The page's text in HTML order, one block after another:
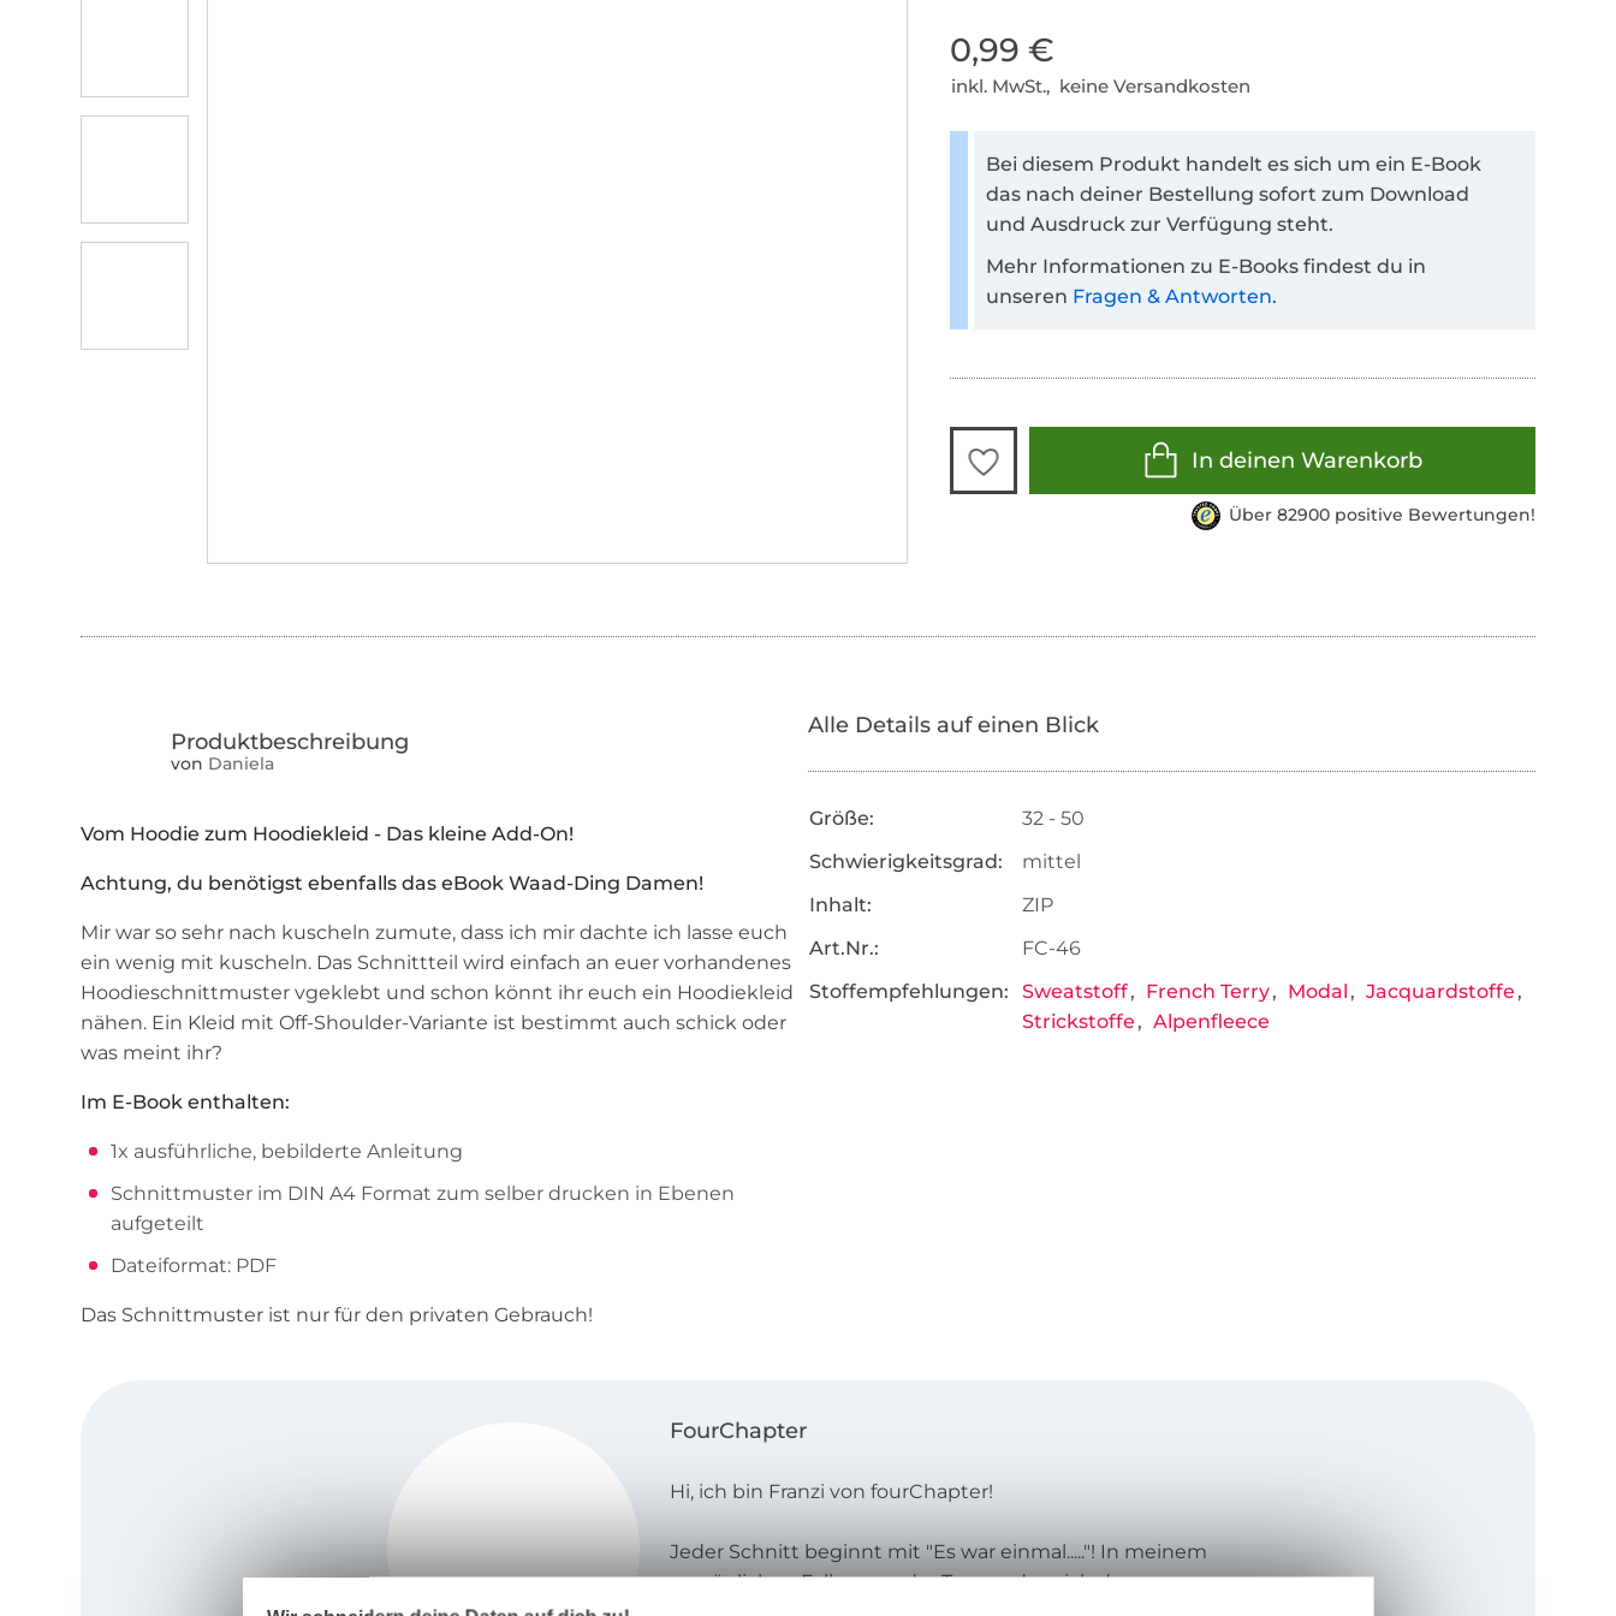
0,99 €
inkl. MwSt., keine Versandkosten
Bei diesem Produkt handelt es sich um ein E-Book
das nach deiner Bestellung sofort zum Download
und Ausdruck zur Verfügung steht.
Mehr Informationen zu E-Books findest du in
unseren Fragen & Antworten.
In deinen Warenkorb
Über 82900 positive Bewertungen!
von Daniela
Vom Hoodie zum Hoodiekleid - Das kleine Add-On!
Achtung, du benötigst ebenfalls das eBook Waad-Ding Damen!
Mir war so sehr nach kuscheln zumute, dass ich mir dachte ich lasse euch
ein wenig mit kuscheln. Das Schnittteil wird einfach an euer vorhandenes
Hoodieschnittmuster vgeklebt und schon könnt ihr euch ein Hoodiekleid
nähen. Ein Kleid mit Off-Shoulder-Variante ist bestimmt auch schick oder
was meint ihr?
Im E-Book enthalten:
1x ausführliche, bebilderte Anleitung
Schnittmuster im DIN A4 Format zum selber drucken in Ebenen
aufgeteilt
Dateiformat: PDF
Das Schnittmuster ist nur für den privaten Gebrauch!
Alle Details auf einen Blick
Größe:
32 - 50
Schwierigkeitsgrad:
mittel
Inhalt:
ZIP
Art.Nr.:
FC-46
Stoffempfehlungen:
Sweatstoff French Terry Modal
Jacquardstoffe
Strickstoffe
Alpenfleece
FourChapter
Hi, ich bin Franzi von fourChapter!
Jeder Schnitt beginnt mit "Es war einmal....."! In meinem
persönlichen Fall war es der Tag, an dem ich den